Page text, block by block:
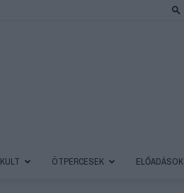
KULT ÖTPERCESEK ELŐADÁSOK